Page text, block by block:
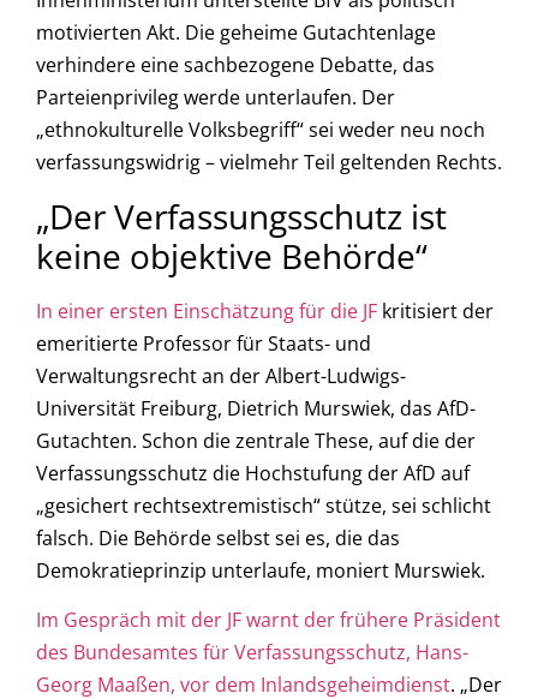
motivierten Akt. Die geheime Gutachtenlage
verhindere eine sachbezogene Debatte, das
Parteienprivileg werde unterlaufen. Der
„ethnokulturelle Volksbegriff“ sei weder neu noch
verfassungswidrig – vielmehr Teil geltenden Rechts.
„Der Verfassungsschutz ist
keine objektive Behörde“
In einer ersten Einschätzung für die JF kritisiert der
emeritierte Professor für Staats- und
Verwaltungsrecht an der Albert-Ludwigs-
Universität Freiburg, Dietrich Murswiek, das AfD-
Gutachten. Schon die zentrale These, auf die der
Verfassungsschutz die Hochstufung der AfD auf
„gesichert rechtsextremistisch“ stütze, sei schlicht
falsch. Die Behörde selbst sei es, die das
Demokratieprinzip unterlaufe, moniert Murswiek.
Im Gespräch mit der JF warnt der frühere Präsident
des Bundesamtes für Verfassungsschutz, Hans-
Georg Maaßen, vor dem Inlandsgeheimdienst. „Der